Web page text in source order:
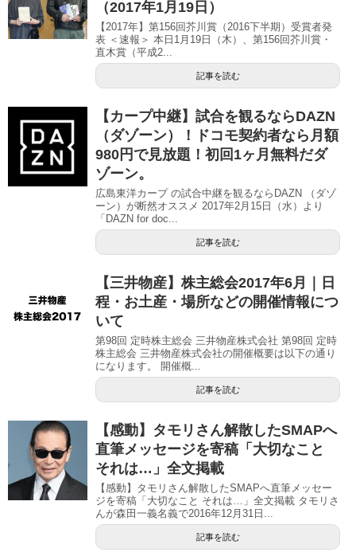
（2017年1月19日）
【2017年】第156回芥川賞（2016下半期）受賞者発
表 ＜速報＞ 本日1月19日（木）、第156回芥川賞・
直木賞（平成2...
記事を読む
【カープ中継】試合を観るならDAZN
（ダゾーン）！ドコモ契約者なら月額
980円で見放題！初回1ヶ月無料だダ
ゾーン。
広島東洋カープ の試合中継を観るならDAZN （ダゾ
ーン）が断然オススメ 2017年2月15日（水）より
「DAZN for doc...
記事を読む
【三井物産】株主総会2017年6月｜日
程・お土産・場所などの開催情報につ
いて
第98回 定時株主総会 三井物産株式会社 第98回 定時
株主総会 三井物産株式会社の開催概要は以下の通り
になります。 開催概...
記事を読む
【感動】タモリさん解散したSMAPへ
直筆メッセージを寄稿「大切なこと
それは…」全文掲載
【感動】タモリさん解散したSMAPへ直筆メッセー
ジを寄稿「大切なこと それは…」全文掲載 タモリさ
んが森田一義名義で2016年12月31日...
記事を読む